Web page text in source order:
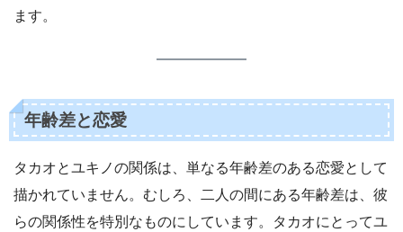
ます。
年齢差と恋愛
タカオとユキノの関係は、単なる年齢差のある恋愛として
描かれていません。むしろ、二人の間にある年齢差は、彼
らの関係性を特別なものにしています。タカオにとってユ